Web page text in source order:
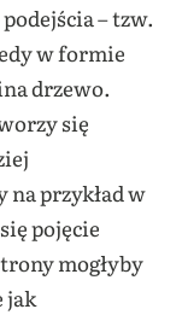
– tzw.
w formie
drzewo.
się
przykład w
pojęcie
mogłyby
jak